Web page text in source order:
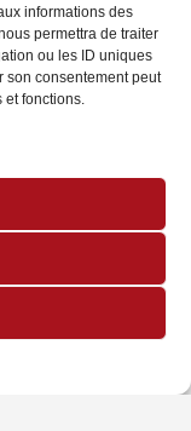
informations des
permettra de traiter
ou les ID uniques
son consentement peut
et fonctions.